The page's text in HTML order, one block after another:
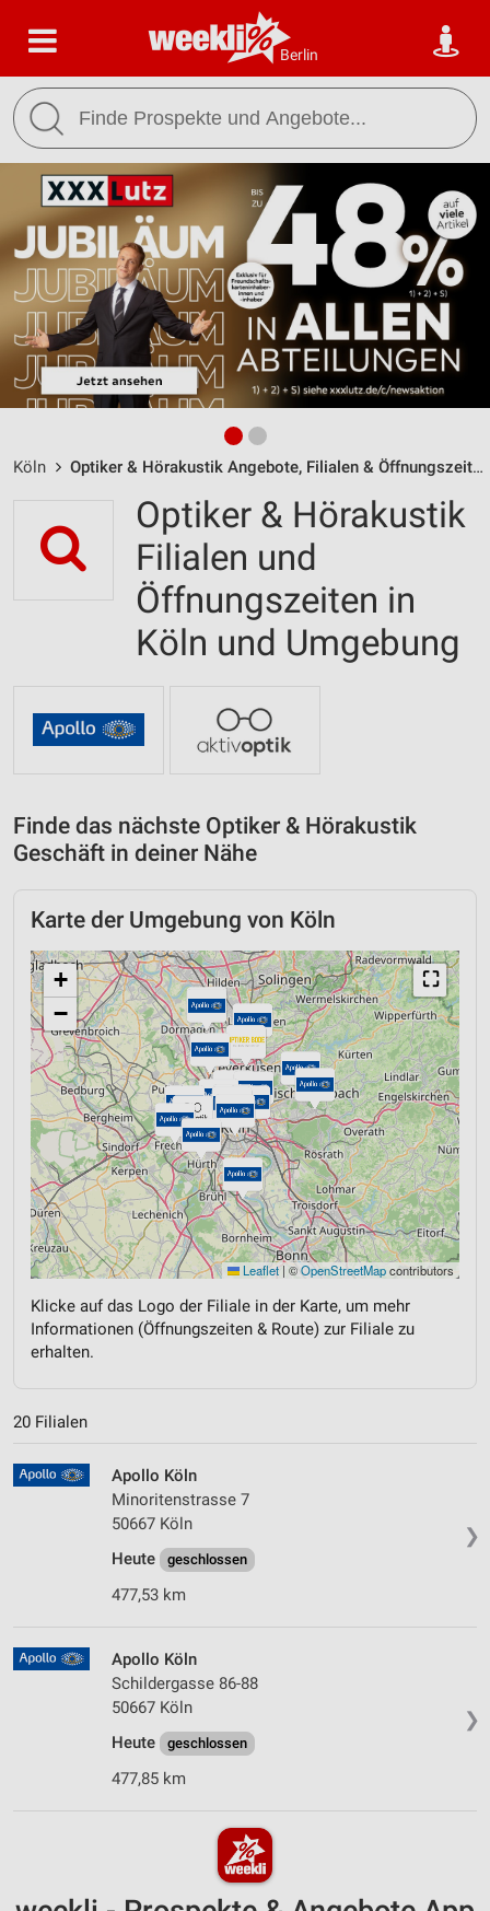
Berlin
Köln Optiker & Hörakustik Angebote, Filialen & Öffnungszeiten
Optiker & Hörakustik
Filialen und
Öffnungszeiten in
Köln und Umgebung
Finde das nächste Optiker & Hörakustik
Geschäft in deiner Nähe
Karte der Umgebung von Köln
⛶
+
−
Leaflet | ©OpenStreetMapcontributors
Klicke auf das Logo der Filiale in der Karte, um mehr
Informationen (Öffnungszeiten & Route) zur Filiale zu
erhalten.
20 Filialen
❯
Apollo Köln
Minoritenstrasse 7
50667 Köln
Heute
geschlossen
477,53 km
❯
Apollo Köln
Schildergasse 86-88
50667 Köln
Heute
geschlossen
477,85 km